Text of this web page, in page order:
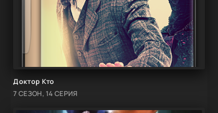
Доктор Кто
7 СЕЗОН, 14 СЕРИЯ